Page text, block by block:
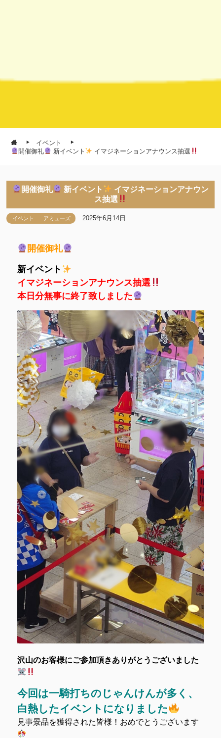
イベント
開催御礼
新イベント イマジネーションアナウンス抽選
開催御礼 新イベント
イマジネーションアナウン
ス抽選
イベント アミューズ 2025年6月14日
開催御礼
新イベント
イマジネーションアナウンス抽選
本日分無事に終了致しました
沢山のお客様にご参加頂きありがとうございました
今回は一騎打ちのじゃんけんが多く、
白熱したイベントになりました
見事景品を獲得された皆様！おめでとうございます